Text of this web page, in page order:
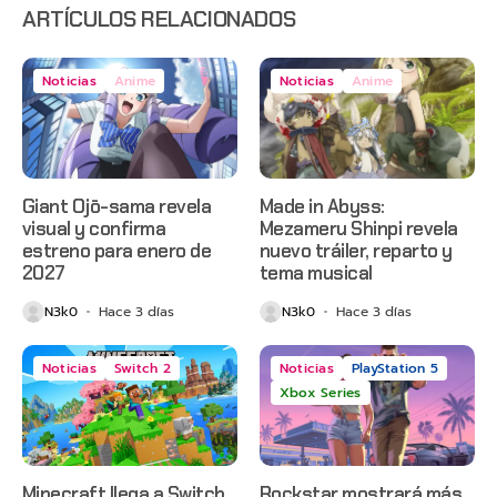
ARTÍCULOS RELACIONADOS
Noticias Anime
Giant Ojō-sama revela
visual y confirma
estreno para enero de
2027
N3k0 Hace 3 días
Noticias Anime
Made in Abyss:
Mezameru Shinpi revela
nuevo tráiler, reparto y
tema musical
N3k0 Hace 3 días
Noticias Switch 2 Noticias
PlayStation 5
Xbox Series